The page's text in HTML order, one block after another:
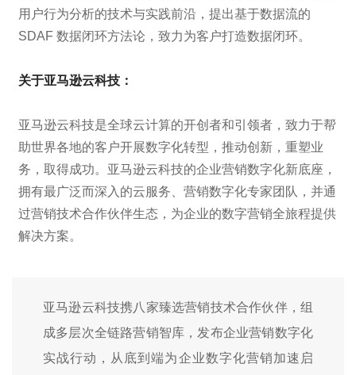
用户行为分析的技术与实践前沿，提出基于数据流的
SDAF 数据闭环方法论，致力为客户打造数据闭环。
关于亚马逊云科技：
亚马逊云科技是全球云计算的开创者和引领者，致力于帮
助世界各地的客户开展数字化转型，推动创新，重塑业
务，取得成功。亚马逊云科技的企业营销数字化新底座，
拥有最广泛而深入的云服务、营销数字化专家团队，并通
过营销技术合作伙伴生态，为企业的数字营销全旅程提供
解决方案。
亚马逊云科技携八家臻选营销技术合作伙伴，组
成多层次全链路营销智库，发布企业营销数字化
实战行动，从底到端为企业数字化营销加速启